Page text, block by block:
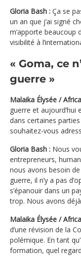
Gloria Bash : Ça se
un an que j’ai signé
m’apporte beaucoup
visibilité à
« Goma, ce
guerre »
Malaika Élysée /
guerre et
dans certaines
souhaitez-vous
Gloria Bash : Nous
entrepreneurs,
nous avons besoin
guerre, il n’y a pas
s’épanouir dans un
trop. Nous avons
Malaika Élysée /
d’une révision de la
polémique. En tant
formation, quel